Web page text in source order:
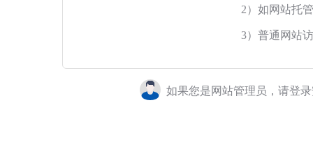
2）如网站托
3）普通网站
如果您是网站管理员，请登